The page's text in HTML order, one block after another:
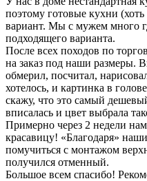
поэтому готовые кухни
вариант. Мы с мужем много
подходящего варианта.
После всех походов по
на заказ под наши размеры.
обмерил, посчитал,
хотелось, и картинка в
скажу, что это самый
вписалась и цвет выбрала
Примерно через 2 недели
красавицу! «Благодаря»
помучиться с монтажом
получился отменный.
Большое всем спасибо!